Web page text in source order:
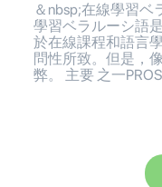
＆nbsp;在線學習ベ
學習ベラルーシ語
於在線課程和語言
問性所致。但是，
弊。 主要 之一